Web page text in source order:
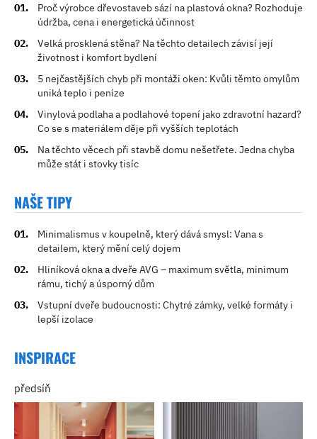
Proč výrobce dřevostaveb sází na plastová okna? Rozhoduje
údržba, cena i energetická účinnost
Velká prosklená stěna? Na těchto detailech závisí její
životnost i komfort bydlení
5 nejčastějších chyb při montáži oken: Kvůli těmto omylům
uniká teplo i peníze
Vinylová podlaha a podlahové topení jako zdravotní hazard?
Co se s materiálem děje při vyšších teplotách
Na těchto věcech při stavbě domu nešetřete. Jedna chyba
může stát i stovky tisíc
NAŠE TIPY
Minimalismus v koupelně, který dává smysl: Vana s
detailem, který mění celý dojem
Hliníková okna a dveře AVG – maximum světla, minimum
rámu, tichý a úsporný dům
Vstupní dveře budoucnosti: Chytré zámky, velké formáty i
lepší izolace
INSPIRACE
předsíň